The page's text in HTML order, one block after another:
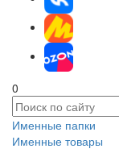
0
Именные папки
Именные товары